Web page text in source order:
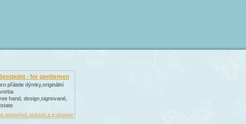
- for gentlemen
přátele dýmky,originální
hand, design,signované,
webových stránok a e-shopov